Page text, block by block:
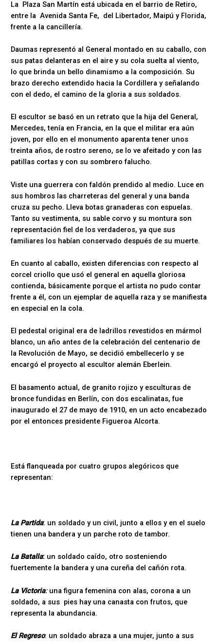
La Plaza San Martín está ubicada en el barrio de Retiro,
entre la Avenida Santa Fe, del Libertador, Maipú y Florida,
frente a la cancillería.
Daumas representó al General montado en su caballo, con
sus patas delanteras en el aire y su cola suelta al viento,
lo que brinda un bello dinamismo a la composición. Su
brazo derecho extendido hacia la Cordillera y señalando
con el dedo, el camino de la gloria a sus soldados.
El escultor se basó en un retrato que la hija del General,
Mercedes, tenía en Francia, en la que el militar era aún
joven, por ello en el monumento aparenta tener unos
treinta años, de rostro sereno, se lo ve afeitado y con las
patillas cortas y con su sombrero falucho.
Viste una guerrera con faldón prendido al medio. Luce en
sus hombros las charreteras del general y una banda
cruza su pecho. Lleva botas granaderas con espuelas.
Tanto su vestimenta, su sable corvo y su montura son
representación fiel de los verdaderos, ya que sus
familiares los habían conservado después de su muerte.
En cuanto al caballo, existen diferencias con respecto al
corcel criollo que usó el general en aquella gloriosa
contienda, básicamente porque el artista no pudo contar
frente a él, con un ejemplar de aquella raza y se manifiesta
en especial en la cola.
El pedestal original era de ladrillos revestidos en mármol
blanco, un año antes de la celebración del centenario de
la Revolución de Mayo, se decidió embellecerlo y se
encargó el proyecto al escultor alemán Eberlein.
El basamento actual, de granito rojizo y esculturas de
bronce fundidas en Berlín, con dos escalinatas, fue
inaugurado el 27 de mayo de 1910, en un acto encabezado
por el entonces presidente Figueroa Alcorta.
Está flanqueada por cuatro grupos alegóricos que
representan:
La Partida: un soldado y un civil, junto a ellos y en el suelo
tienen una bandera y un parche roto de tambor.
La Batalla: un soldado caído, otro sosteniendo
fuertemente la bandera y una cureña del cañón rota.
La Victoria:una figura femenina con alas, corona a un
soldado, a sus pies hay una canasta con frutos, que
representa la abundancia.
El Regreso: un soldado abraza a una mujer, junto a sus